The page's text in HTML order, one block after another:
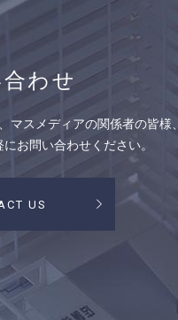
わせ
マスメディアの関係者の皆様、
お問い合わせください。
US